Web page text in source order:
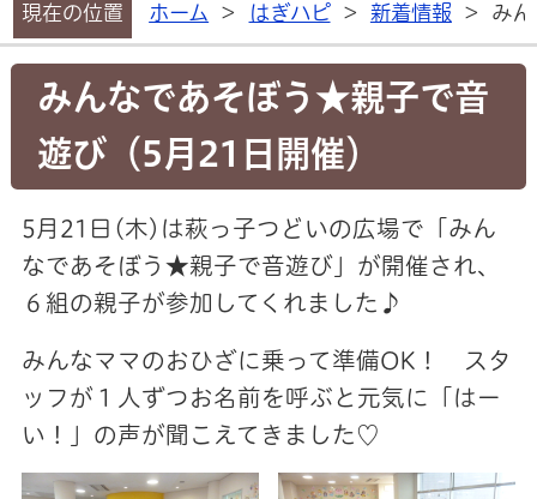
現在の位置 ホーム > はぎハピ > 新着情報 > み
みんなであそぼう★親子で音
遊び（5月21日開催）
5月21日(木)は萩っ子つどいの広場で「みん
なであそぼう★親子で音遊び」が開催され、
６組の親子が参加してくれました♪
みんなママのおひざに乗って準備OK！ スタ
ッフが１人ずつお名前を呼ぶと元気に「はー
い！」の声が聞こえてきました♡